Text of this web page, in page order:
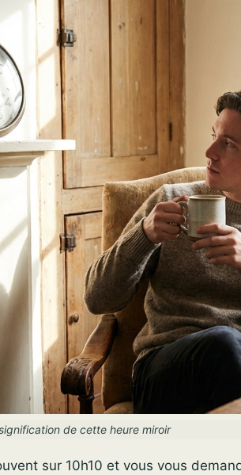
de cette heure miroir
sur 10h10 et vous vous